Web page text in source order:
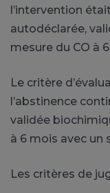
l’intervention
autodéclarée,
mesure du CO à
Le critère
l’abstinence
validée
à 6 mois avec un
Les critères de